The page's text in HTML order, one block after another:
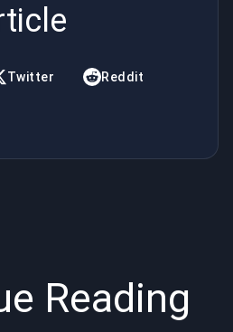
comunità e
Twitter Reddit
Reading